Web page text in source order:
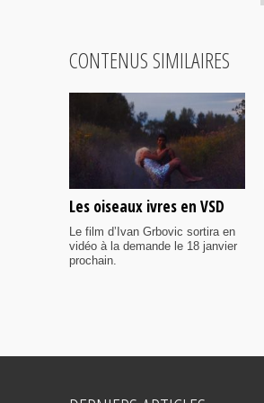
CONTENUS SIMILAIRES
Les oiseaux ivres en VSD
Le film d’Ivan Grbovic sortira en
vidéo à la demande le 18 janvier
prochain.